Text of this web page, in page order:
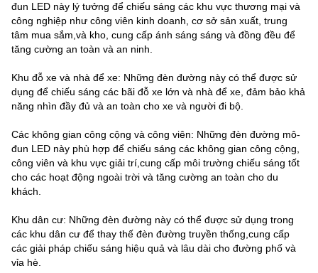
đun LED này lý tưởng để chiếu sáng các khu vực thương mại và
công nghiệp như công viên kinh doanh, cơ sở sản xuất, trung
tâm mua sắm,và kho, cung cấp ánh sáng sáng và đồng đều để
tăng cường an toàn và an ninh.
Khu đỗ xe và nhà để xe: Những đèn đường này có thể được sử
dụng để chiếu sáng các bãi đỗ xe lớn và nhà để xe, đảm bảo khả
năng nhìn đầy đủ và an toàn cho xe và người đi bộ.
Các không gian công cộng và công viên: Những đèn đường mô-
đun LED này phù hợp để chiếu sáng các không gian công cộng,
công viên và khu vực giải trí,cung cấp môi trường chiếu sáng tốt
cho các hoạt động ngoài trời và tăng cường an toàn cho du
khách.
Khu dân cư: Những đèn đường này có thể được sử dụng trong
các khu dân cư để thay thế đèn đường truyền thống,cung cấp
các giải pháp chiếu sáng hiệu quả và lâu dài cho đường phố và
vỉa hè.